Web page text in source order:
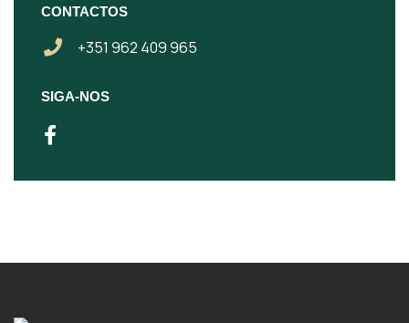
CONTACTOS
+351 962 409 965
SIGA-NOS